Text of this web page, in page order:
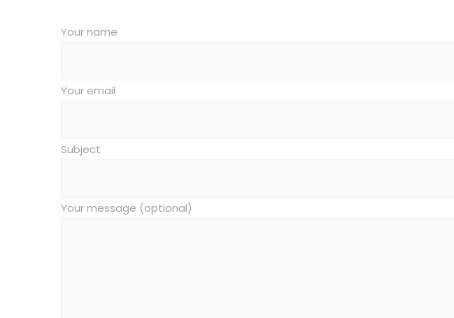
Your name
Your email
Subject
Your message (optional)